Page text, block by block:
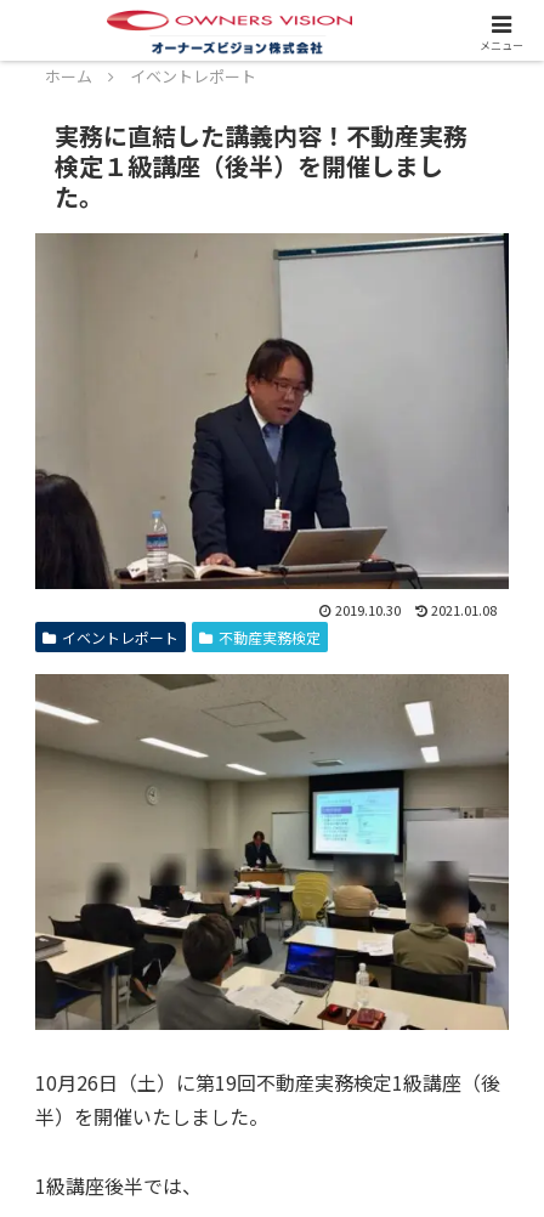
スタッフ募集中！詳しくはこちら！
ホーム イベントレポート
実務に直結した講義内容！不動産実務
検定１級講座（後半）を開催しまし
た。
2019.10.30 2021.01.08
イベントレポート 不動産実務検定
10月26日（土）に第19回不動産実務検定1級講座（後
半）を開催いたしました。
1級講座後半では、
メニュー